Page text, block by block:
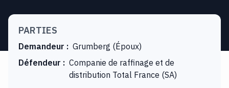
PARTIES
Demandeur : Grumberg (Époux)
Défendeur : Companie de raffinage et de
distribution Total France (SA)